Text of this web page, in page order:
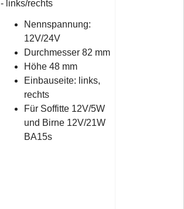
- links/rechts
Nennspannung:
12V/24V
Durchmesser 82 mm
Höhe 48 mm
Einbauseite: links,
rechts
Für Soffitte 12V/5W
und Birne 12V/21W
BA15s